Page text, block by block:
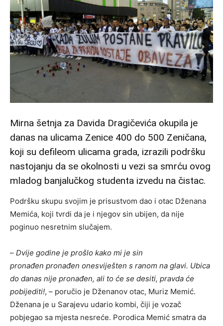
Mirna šetnja za Davida Dragičevića okupila je
danas na ulicama Zenice 400 do 500 Zeničana,
koji su defileom ulicama grada, izrazili podršku
nastojanju da se okolnosti u vezi sa smrću ovog
mladog banjalučkog studenta izvedu na čistac.
Podršku skupu svojim je prisustvom dao i otac Dženana
Memića, koji tvrdi da je i njegov sin ubijen, da nije
poginuo nesretnim slučajem.
– Dvije godine je prošlo kako mi je sin
pronađen pronađen onesviješten s ranom na glavi. Ubica
do danas nije pronađen, ali to će se desiti, pravda će
pobijediti!, – poručio je Dženanov otac, Muriz Memić.
Dženana je u Sarajevu udario kombi, čiji je vozač
pobjegao sa mjesta nesreće. Porodica Memić smatra da